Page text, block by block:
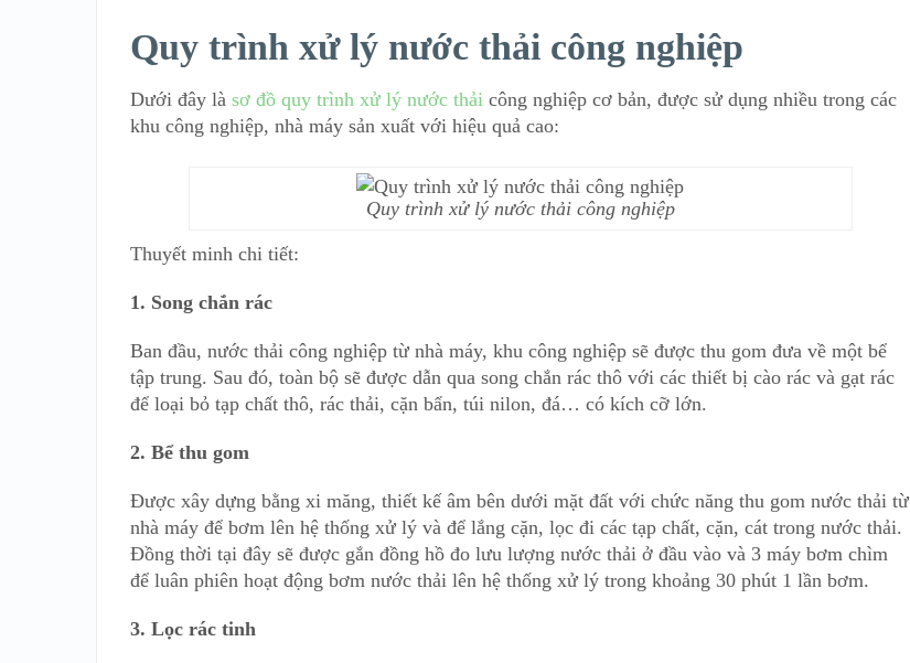
Quy trình xử lý nước thải công nghiệp
Dưới đây là sơ đồ quy trình xử lý nước thải công nghiệp cơ bản, được sử dụng nhiều trong các
khu công nghiệp, nhà máy sản xuất với hiệu quả cao:
Quy trình xử lý nước thải công nghiệp
Thuyết minh chi tiết:
1. Song chắn rác
Ban đầu, nước thải công nghiệp từ nhà máy, khu công nghiệp sẽ được thu gom đưa về một bể
tập trung. Sau đó, toàn bộ sẽ được dẫn qua song chắn rác thô với các thiết bị cào rác và gạt rác
để loại bỏ tạp chất thô, rác thải, cặn bẩn, túi nilon, đá… có kích cỡ lớn.
2. Bể thu gom
Được xây dựng bằng xi măng, thiết kế âm bên dưới mặt đất với chức năng thu gom nước thải từ
nhà máy để bơm lên hệ thống xử lý và để lắng cặn, lọc đi các tạp chất, cặn, cát trong nước thải.
Đồng thời tại đây sẽ được gắn đồng hồ đo lưu lượng nước thải ở đầu vào và 3 máy bơm chìm
để luân phiên hoạt động bơm nước thải lên hệ thống xử lý trong khoảng 30 phút 1 lần bơm.
3. Lọc rác tinh